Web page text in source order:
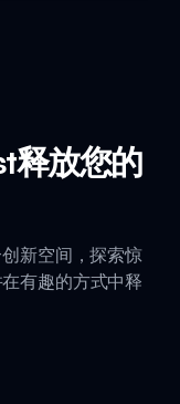
释放您的
新空间，探索惊
有趣的方式中释